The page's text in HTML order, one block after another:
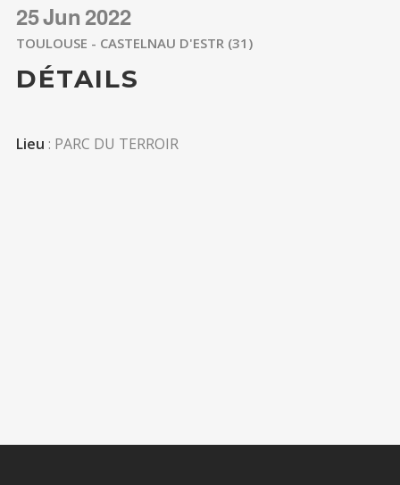
25Jun2022
TOULOUSE - CASTELNAU D'ESTR (31)
DÉTAILS
Lieu : PARC DU TERROIR